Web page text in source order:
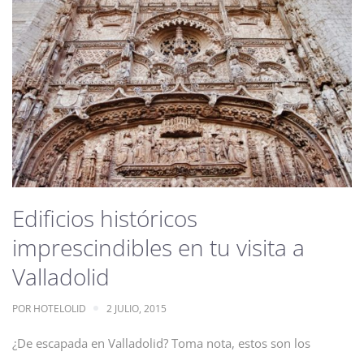
Edificios históricos
imprescindibles en tu visita a
Valladolid
POR HOTELOLID 2 JULIO, 2015
¿De escapada en Valladolid? Toma nota, estos son los